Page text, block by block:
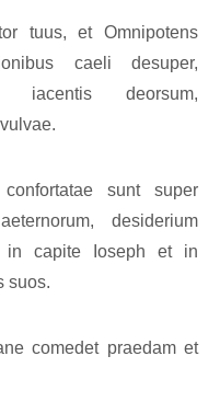
tuus, et Omnipotens
caeli desuper,
iacentis deorsum,
sunt super
desiderium
in capite Ioseph et in
suos.
comedet praedam et